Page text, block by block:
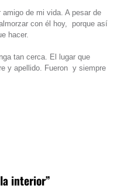
de mi vida. A pesar de
con él hoy, porque así
hacer.
tan cerca. El lugar que
y apellido. Fueron y siempre
interior”